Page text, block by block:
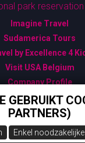
park
Imagine Travel
Sudamerica Tours
by Excellence 4
Visit USA Belgium
Company Profile
-
ENKEL deze
GEBRUIKT
PARTNERS)
Enkel